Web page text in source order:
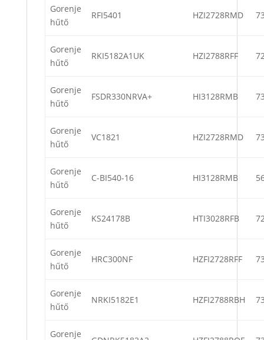
Gorenje
hűtő
RFI5401 HZI2728RMD
Gorenje
hűtő
RKI5182A1UK HZI2788RFF
Gorenje
hűtő
FSDR330NRVA+ HI3128RMB
Gorenje
hűtő
VC1821 HZI2728RMD
Gorenje
hűtő
C-BI540-16 HI3128RMB
Gorenje
hűtő
KS24178B HTI3028RFB
Gorenje
hűtő
HRC300NF HZFI2728RFF
Gorenje
hűtő
NRKI5182E1 HZFI2788RBH
Gorenje